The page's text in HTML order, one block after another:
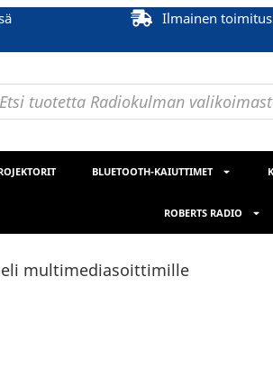
Ilmainen
BLUETOOTH-KAIUTTIMET
ROBERTS RADIO
multimediasoittimille